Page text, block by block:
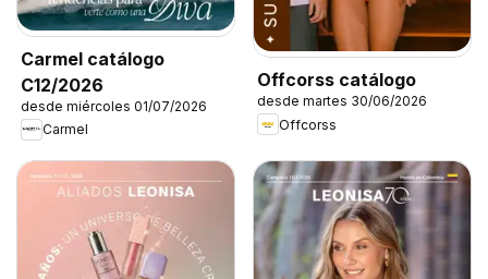
Carmel catálogo
C12/2026
desde miércoles 01/07/2026
Carmel
Offcorss catálogo
desde martes 30/06/2026
Offcorss